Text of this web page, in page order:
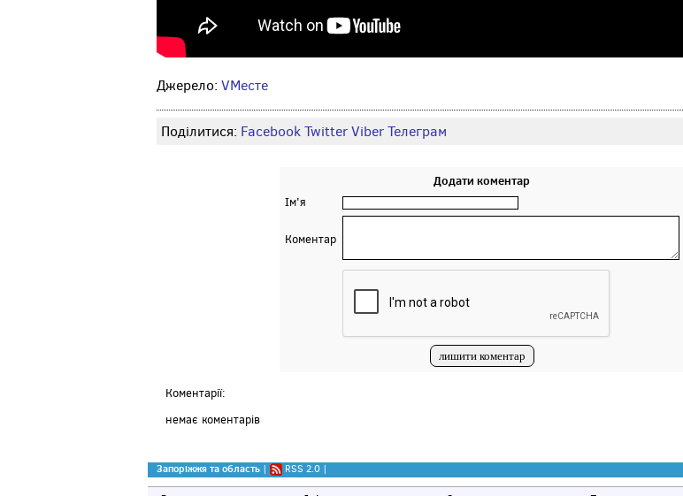
Джерело: VМесте
Поділитися: FacebookTwitterViberТелеграм
Додати коментар
Ім'я
Коментар
Коментарії:
немає коментарів
Запоріжжя та область | RSS 2.0 |